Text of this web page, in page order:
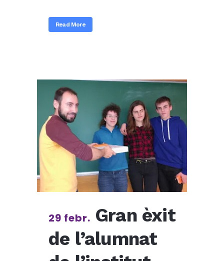
Read More
29 febr. Gran èxit
de l’alumnat